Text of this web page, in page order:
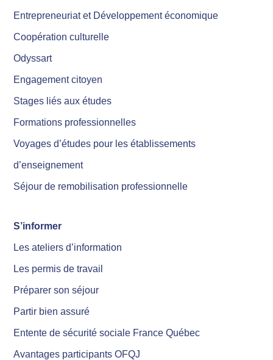
Entrepreneuriat et Développement économique
Coopération culturelle
Odyssart
Engagement citoyen
Stages liés aux études
Formations professionnelles
Voyages d’études pour les établissements
d’enseignement
Séjour de remobilisation professionnelle
S’informer
Les ateliers d’information
Les permis de travail
Préparer son séjour
Partir bien assuré
Entente de sécurité sociale France Québec
Avantages participants OFQJ